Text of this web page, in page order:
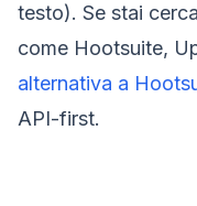
testo). Se stai
come Hootsuite,
alternativa a
API-first.